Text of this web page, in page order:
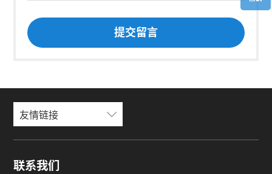
友情链接
联系我们